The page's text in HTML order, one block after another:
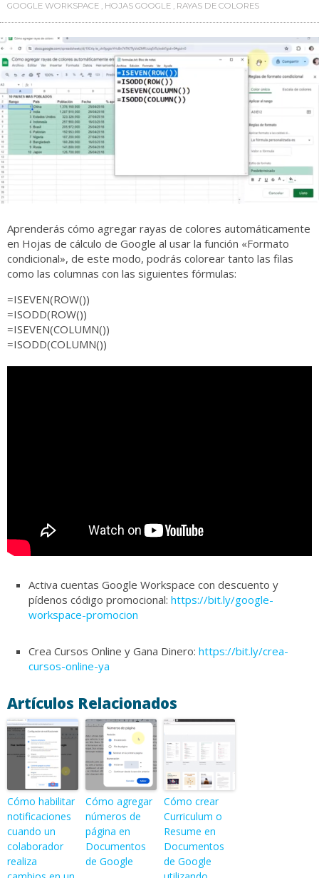
GOOGLE WORKSPACE , HOJAS GOOGLE , RAYAS DE COLORES
Aprenderás cómo agregar rayas de colores automáticamente
en Hojas de cálculo de Google al usar la función «Formato
condicional», de este modo, podrás colorear tanto las filas
como las columnas con las siguientes fórmulas:
=ISEVEN(ROW())
=ISODD(ROW())
=ISEVEN(COLUMN())
=ISODD(COLUMN())
Activa cuentas Google Workspace con descuento y
pídenos código promocional: https://bit.ly/google-
workspace-promocion
Crea Cursos Online y Gana Dinero: https://bit.ly/crea-
cursos-online-ya
Artículos Relacionados
Cómo habilitar
notificaciones
cuando un
colaborador
realiza
Cómo agregar
números de
página en
Documentos
de Google
Cómo crear
Curriculum o
Resume en
Documentos
de Google